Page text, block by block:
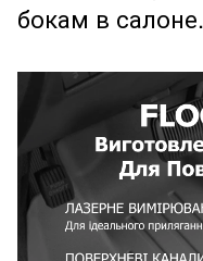
бокам в салоне.